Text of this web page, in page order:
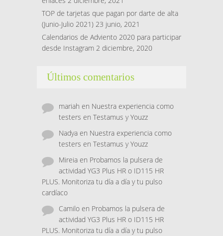
TOP de tarjetas que pagan por darte de alta
(Junio-Julio 2021) 23 junio, 2021
Calendarios de Adviento 2020 para participar
desde Instagram 2 diciembre, 2020
Últimos comentarios
mariah en Nuestra experiencia como
testers en Testamus y Youzz
Nadya en Nuestra experiencia como
testers en Testamus y Youzz
Mireia en Probamos la pulsera de
actividad YG3 Plus HR o ID115 HR
PLUS. Monitoriza tu día a día y tu pulso
cardíaco
Camilo en Probamos la pulsera de
actividad YG3 Plus HR o ID115 HR
PLUS. Monitoriza tu día a día y tu pulso